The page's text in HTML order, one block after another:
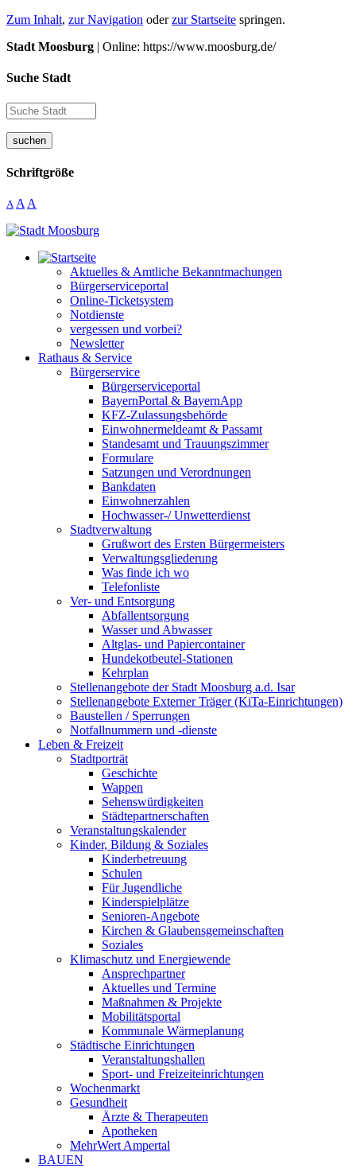
Zum Inhalt, zur Navigation oderzur Startseite springen.
Stadt Moosburg | Online: https://www.moosburg.de/
Suche Stadt
suchen
Schriftgröße
A A A
Aktuelles & Amtliche Bekanntmachungen
Bürgerserviceportal
Online-Ticketsystem
Notdienste
vergessen und vorbei?
Newsletter
Rathaus & Service
Bürgerservice
Bürgerserviceportal
BayernPortal & BayernApp
KFZ-Zulassungsbehörde
Einwohnermeldeamt & Passamt
Standesamt und Trauungszimmer
Formulare
Satzungen und Verordnungen
Bankdaten
Einwohnerzahlen
Hochwasser-/ Unwetterdienst
Stadtverwaltung
Grußwort des Ersten Bürgermeisters
Verwaltungsgliederung
Was finde ich wo
Telefonliste
Ver- und Entsorgung
Abfallentsorgung
Wasser und Abwasser
Altglas- und Papiercontainer
Hundekotbeutel-Stationen
Kehrplan
Stellenangebote der Stadt Moosburg a.d. Isar
Stellenangebote Externer Träger (KiTa-Einrichtungen)
Baustellen / Sperrungen
Notfallnummern und -dienste
Leben & Freizeit
Stadtporträt
Geschichte
Wappen
Sehenswürdigkeiten
Städtepartnerschaften
Veranstaltungskalender
Kinder, Bildung & Soziales
Kinderbetreuung
Schulen
Für Jugendliche
Kinderspielplätze
Senioren-Angebote
Kirchen & Glaubensgemeinschaften
Soziales
Klimaschutz und Energiewende
Ansprechpartner
Aktuelles und Termine
Maßnahmen & Projekte
Mobilitätsportal
Kommunale Wärmeplanung
Städtische Einrichtungen
Veranstaltungshallen
Sport- und Freizeiteinrichtungen
Wochenmarkt
Gesundheit
Ärzte & Therapeuten
Apotheken
MehrWert Ampertal
BAUEN